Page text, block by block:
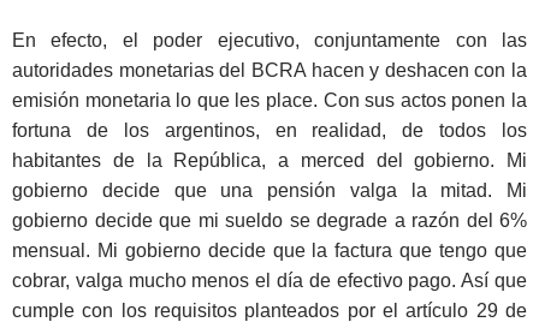
En efecto, el poder ejecutivo, conjuntamente con las
autoridades monetarias del BCRA hacen y deshacen con la
emisión monetaria lo que les place. Con sus actos ponen la
fortuna de los argentinos, en realidad, de todos los
habitantes de la República, a merced del gobierno. Mi
gobierno decide que una pensión valga la mitad. Mi
gobierno decide que mi sueldo se degrade a razón del 6%
mensual. Mi gobierno decide que la factura que tengo que
cobrar, valga mucho menos el día de efectivo pago. Así que
cumple con los requisitos planteados por el artículo 29 de